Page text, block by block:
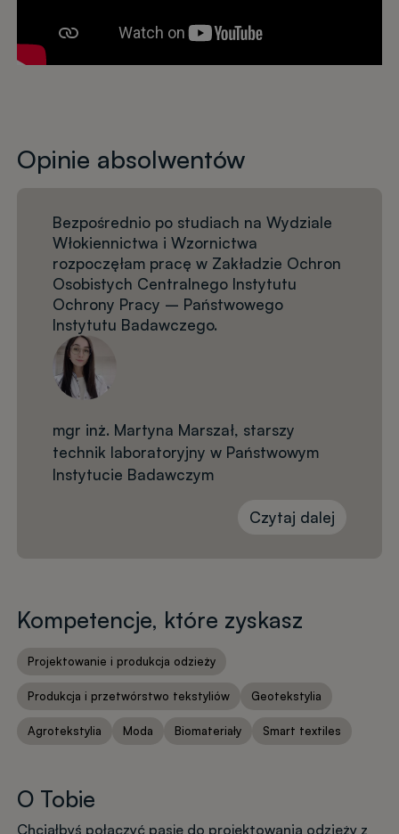
Opinie absolwentów
Bezpośrednio po studiach na Wydziale
Włokiennictwa i Wzornictwa
rozpoczęłam pracę w Zakładzie Ochron
Osobistych Centralnego Instytutu
Ochrony Pracy – Państwowego
Instytutu Badawczego.
mgr inż. Martyna Marszał, starszy
technik laboratoryjny w Państwowym
Instytucie Badawczym
Czytaj dalej
Kompetencje, które zyskasz
Projektowanie i produkcja odzieży
Produkcja i przetwórstwo tekstyliów Geotekstylia
Agrotekstylia Moda Biomateriały Smart textiles
O Tobie
Chciałbyś połączyć pasję do projektowania odzieży z